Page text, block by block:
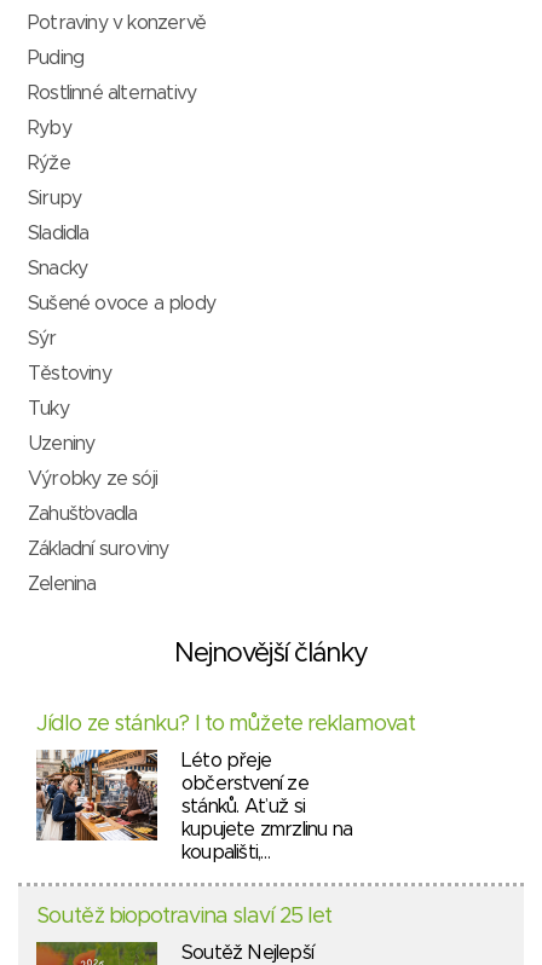
Potraviny v konzervě
Puding
Rostlinné alternativy
Ryby
Rýže
Sirupy
Sladidla
Snacky
Sušené ovoce a plody
Sýr
Těstoviny
Tuky
Uzeniny
Výrobky ze sóji
Zahušťovadla
Základní suroviny
Zelenina
Nejnovější články
Jídlo ze stánku? I to můžete reklamovat
Léto přeje
občerstvení ze
stánků. Ať už si
kupujete zmrzlinu na
koupališti,…
Soutěž biopotravina slaví 25 let
Soutěž Nejlepší